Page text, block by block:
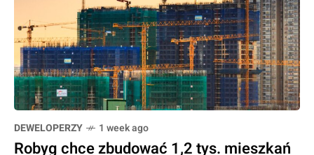
DEWELOPERZY 1 week ago
Robyg chce zbudować 1,2 tys. mieszkań